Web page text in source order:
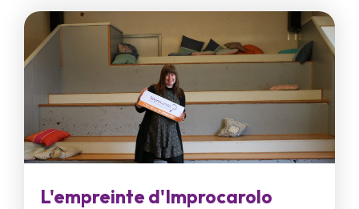
L'empreinte d'Improcarolo